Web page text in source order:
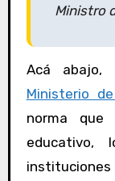
Ministro
Acá
Ministerio
norma que
instituciones